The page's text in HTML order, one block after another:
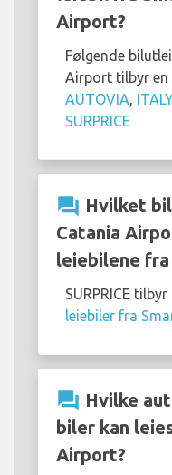
Airport?
Følgende
Airport tilbyr en
AUTOVIA
SURPRICE
question_answer Hvilket
Catania
leiebilene fra
SURPRICE
leiebiler fra
question_answer Hvilke
biler kan
Airport?